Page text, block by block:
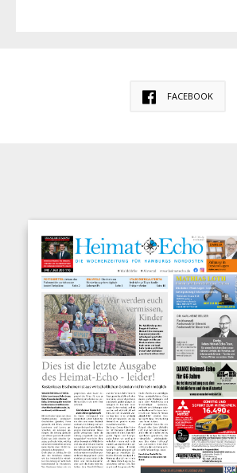
FACEBOOK